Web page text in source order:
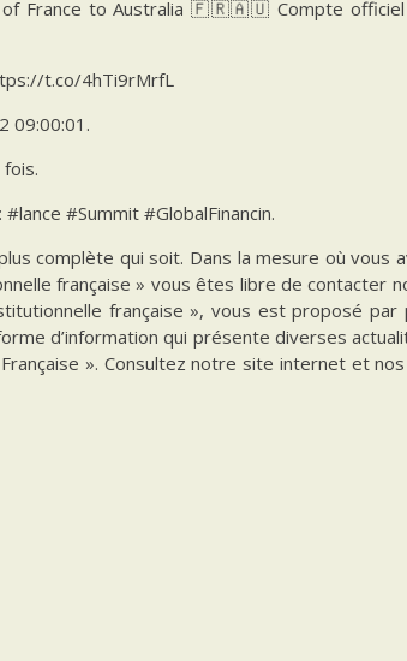
of France to Australia 🇫🇷🇦🇺 Compte officiel
t.co/4hTi9rMrfL
09:00:01.
#Summit #GlobalFinancin.
complète qui soit. Dans la mesure où vous
française » vous êtes libre de contacter
française », vous est proposé par
d’information qui présente diverses
». Consultez notre site internet et